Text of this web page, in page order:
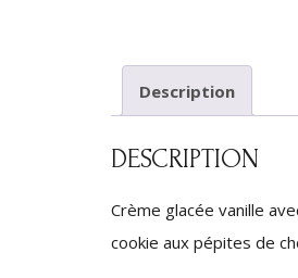
Description
DESCRIPTION
Crème glacée vanille
cookie aux pépites de